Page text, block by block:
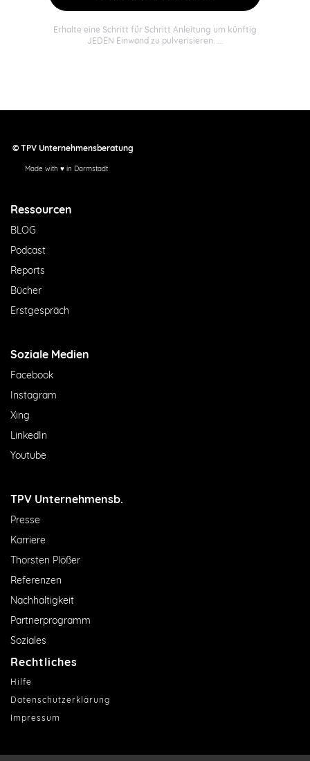
Erhalte eine Schritt für Schritt Anleitung um künftig
JEDEN Einwand zu pulverisieren. ...
© TPV Unternehmensberatung
Made with ♥ in Darmstadt
Ressourcen
BLOG
Podcast
Reports
Bücher
Erstgespräch
Soziale Medien
Facebook
Instagram
Xing
LinkedIn
Youtube
TPV Unternehmensb.
Presse
Karriere
Thorsten Plößer
Referenzen
Nachhaltigkeit
Partnerprogramm
Soziales
Rechtliches
Hilfe
Datenschutzerklärung
Impressum